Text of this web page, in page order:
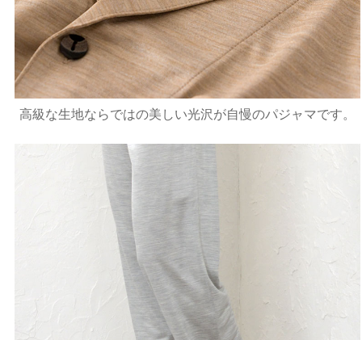
高級な生地ならではの美しい光沢が自慢のパジャマです。